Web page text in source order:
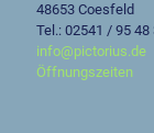
48653 Coesfeld
Tel.: 02541 / 95 48
info@pictorius.de
Öffnungszeiten